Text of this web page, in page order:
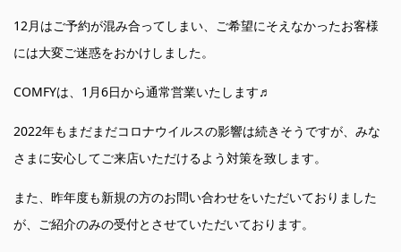
12月はご予約が混み合ってしまい、ご希望にそえなかったお客様
には大変ご迷惑をおかけしました。
COMFYは、1月6日から通常営業いたします♬
2022年もまだまだコロナウイルスの影響は続きそうですが、みな
さまに安心してご来店いただけるよう対策を致します。
また、昨年度も新規の方のお問い合わせをいただいておりました
が、ご紹介のみの受付とさせていただいております。